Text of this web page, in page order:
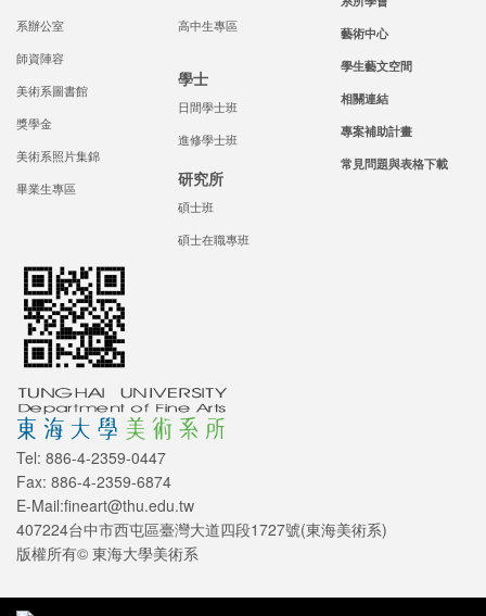
系辦公室
師資陣容
美術系圖書館
獎學金
美術系照片集錦
畢業生專區
高中生專區
學士
日間學士班
進修學士班
研究所
碩士班
碩士在職專班
藝術中心
學生藝文空間
相關連結
專案補助計畫
常見問題與表格下載
Tel: 886-4-2359-0447
Fax: 886-4-2359-6874
E-Mail:fineart@thu.edu.tw
407224台中市西屯區臺灣大道四段1727號(東海美術系)
版權所有© 東海大學美術系